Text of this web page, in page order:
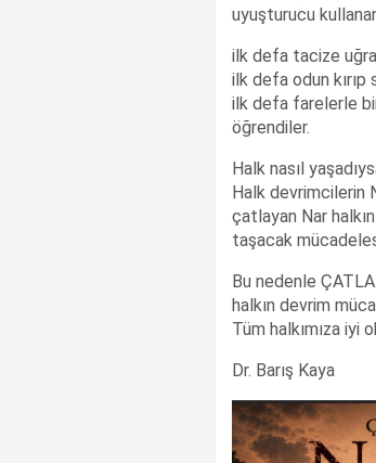
uyuşturucu
ilk defa tacize
ilk defa odun kırıp
ilk defa farelerle
öğrendiler.
Halk nasıl
Halk devrimcilerin
çatlayan Nar
taşacak
Bu nedenle
halkın devrim
Tüm halkımıza iyi
Dr. Barış Kaya